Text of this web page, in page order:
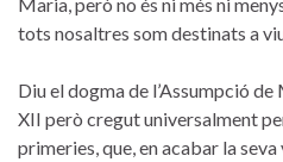
tots nosaltres som destinats a
Diu el dogma de l’Assumpció
XII però cregut universalment
primeries, que, en acabar la